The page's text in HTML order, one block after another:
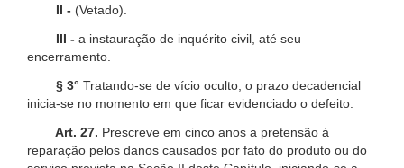
II - (Vetado).
III - a instauração de inquérito civil, até seu
encerramento.
§ 3° Tratando-se de vício oculto, o prazo decadencial
inicia-se no momento em que ficar evidenciado o defeito.
Art. 27. Prescreve em cinco anos a pretensão à
reparação pelos danos causados por fato do produto ou do